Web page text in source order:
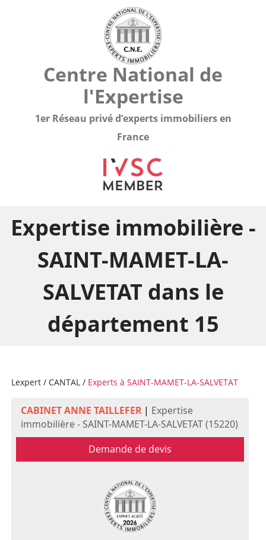
Centre National de
l'Expertise
1er Réseau privé d’experts immobiliers en
France
Expertise immobilière -
SAINT-MAMET-LA-
SALVETAT dans le
département 15
Lexpert/ CANTAL/ Experts à SAINT-MAMET-LA-SALVETAT
CABINET ANNE TAILLEFER| Expertise
immobilière - SAINT-MAMET-LA-SALVETAT (15220)
Demande de devis